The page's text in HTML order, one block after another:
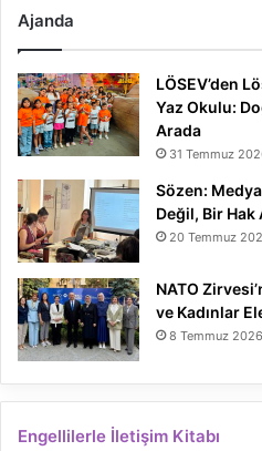
Ajanda
LÖSEV’den
Yaz Okulu:
Arada
31 Temmuz
Sözen:
Değil, Bir Hak
20 Temmuz
NATO
ve Kadınlar
8 Temmuz 2026
Engellilerle İletişim Kitabı